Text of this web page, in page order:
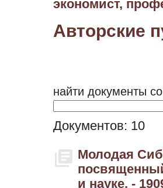
экономист,
Авторские
найти документы
Документов: 10
Молодая
и науке. -